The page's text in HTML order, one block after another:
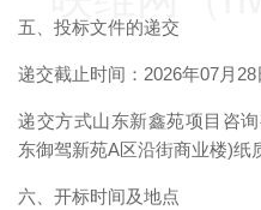
五、投标文件的递交
递交截止时间：2026年07月28
递交方式山东新鑫苑项目咨
东御驾新苑A区沿街商业楼)纸
六、开标时间及地点